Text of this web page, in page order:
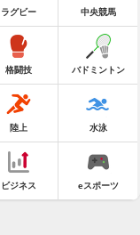
ラグビー 中央競馬
格闘技 バドミントン
陸上 水泳
ビジネス eスポーツ